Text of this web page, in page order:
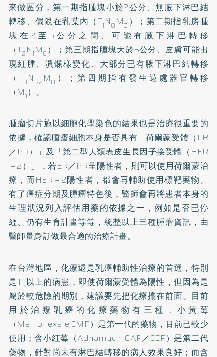
來做區分，第一期指腫塊小於2公分、無腋下淋巴結
轉移、侷限在乳葉內（T1 N0 M0 ）；第二期指乳房腫
塊在2至5公分之間、可能有腋下淋巴轉移
（T2 N1 M0 ）；第三期指腫塊大於5公分、皮膚可能出
現紅腫、潰爛樣變化、大部分已有腋下淋巴結轉移
（T3 N1-2 M0 ）；第四期指有發生遠處器官轉移
（M1）。
腫瘤切片施以細胞化學染色的結果也是治療很重要的
依據，確認腫瘤細胞本身是否具有「荷爾蒙受體（ER
／PR）」及「第二型人類表皮生長因子接受體（HER
－2）」，若ER／PR呈陽性者，則可以使用荷爾蒙治
療，而HER－2陽性者，都會再輔助使用標靶藥物。
有了癌症分期及腫瘤特色後，醫師會再將患者本身的
生理狀況列入評估用藥的依據之一，例如是否已停
經、仍有生育計畫等等，統整以上三種腫瘤資訊，由
醫師量身訂做最合適的治療計畫。
在台灣地區，化療還是乳癌輔助性治療的首選，特別
是T3以上的病患，即使荷爾蒙受體為陽性，但因為是
屬於較危險的期別，建議要先把化療擺在前面。目前
用於治療乳癌的化療藥物有三種，小黃莓
（Methotrexate,CMF）是第一代的藥物，目前已較少
使用；含小紅莓（Adriamycin,CAF／CEF）是第二代
藥物，針對尚未有淋巴結轉移的病人效果良好；而含